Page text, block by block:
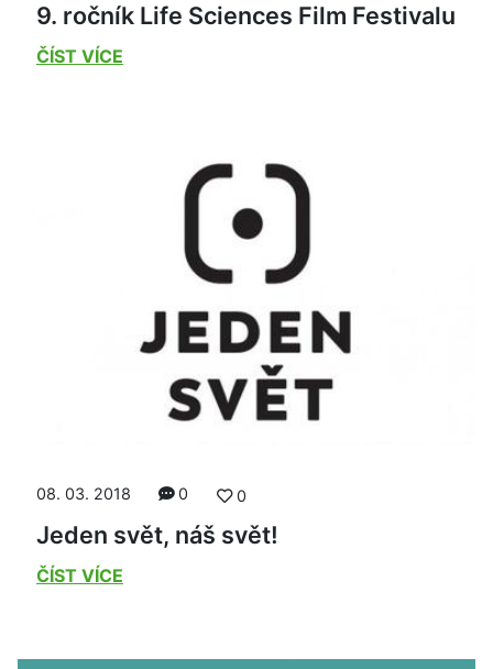
9. ročník Life Sciences Film Festivalu
ČÍST VÍCE
08. 03. 2018 0 0
Jeden svět, náš svět!
ČÍST VÍCE